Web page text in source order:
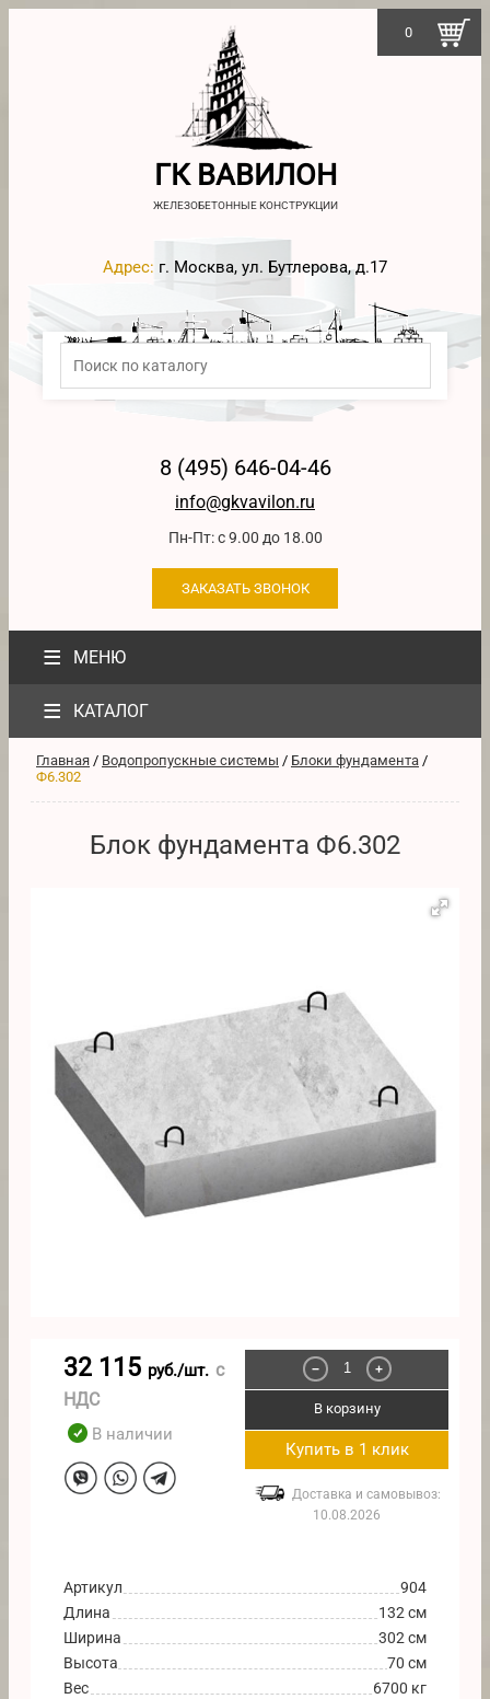
ГК ВАВИЛОН
ЖЕЛЕЗОБЕТОННЫЕ КОНСТРУКЦИИ
Адрес: г. Москва, ул. Бутлерова, д.17
8 (495) 646-04-46
info@gkvavilon.ru
Пн-Пт: с 9.00 до 18.00
ЗАКАЗАТЬ ЗВОНОК
≡ МЕНЮ
0
≡ КАТАЛОГ
Главная / Водопропускные системы / Блоки фундамента /
Ф6.302
Блок фундамента Ф6.302
32 115 руб./шт. с
НДС
В наличии
− +
В корзину
Купить в 1 клик
Доставка и самовывоз:
10.08.2026
Артикул
904
Длина
132 см
Ширина
302 см
Высота
70 см
Вес
6700 кг